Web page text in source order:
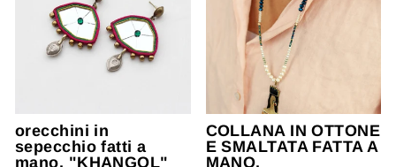
orecchini in
sepecchio fatti a
mano. "KHANGOL"
COLLANA IN OTTONE
E SMALTATA FATTA A
MANO.